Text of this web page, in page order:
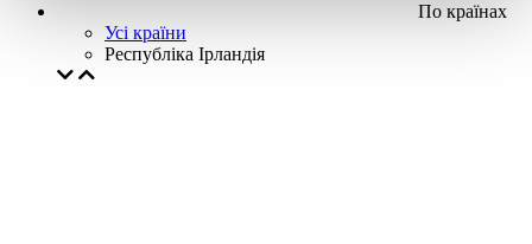
По країнах
Усі країни
Республіка Ірландія